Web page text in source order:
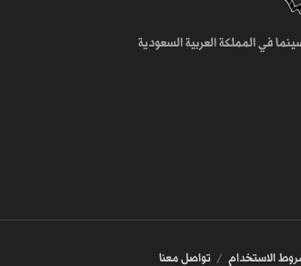
في المملكة العربية السعودية
الاستخدام تواصل معنا